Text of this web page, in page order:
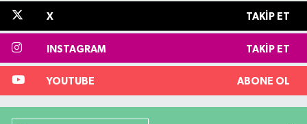
X TAKIP ET
INSTAGRAM TAKIP ET
YOUTUBE ABONE OL